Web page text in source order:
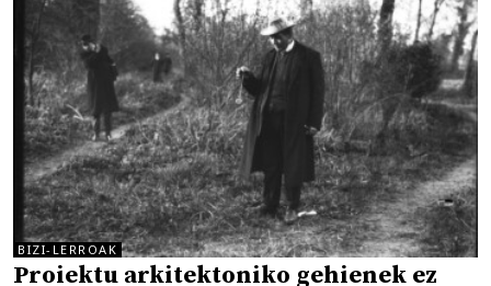
BIZI-LERROAK
Proiektu arkitektoniko gehienek ez